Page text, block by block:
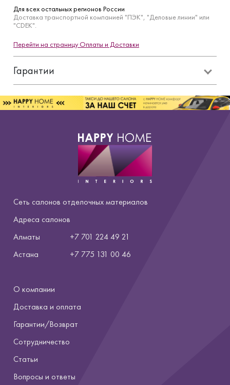
Для всех остальных регионов России
Доставка транспортной компанией "ПЭК", "Деловые линии" или
"CDEK".
Перейти на страницу Оплаты и Доставки
Гарантии
Сеть салонов отделочных материалов
Адреса салонов
Алматы
+7 701 224 49 21
Астана
+7 775 131 00 46
О компании
Доставка и оплата
Гарантии/Возврат
Сотрудничество
Статьи
Вопросы и ответы